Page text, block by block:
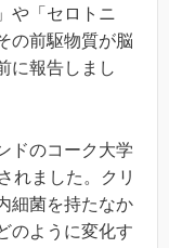
や「セロトニ
の前駆物質が脳
に報告しまし
ドのコーク大学
れました。クリ
細菌を持たなか
のように変化す